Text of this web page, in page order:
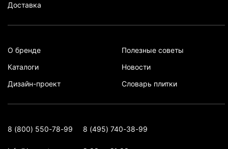
Доставка
О бренде
Каталоги
Дизайн-проект
Полезные советы
Новости
Словарь плитки
8 (800) 550-78-99 8 (495) 740-38-99